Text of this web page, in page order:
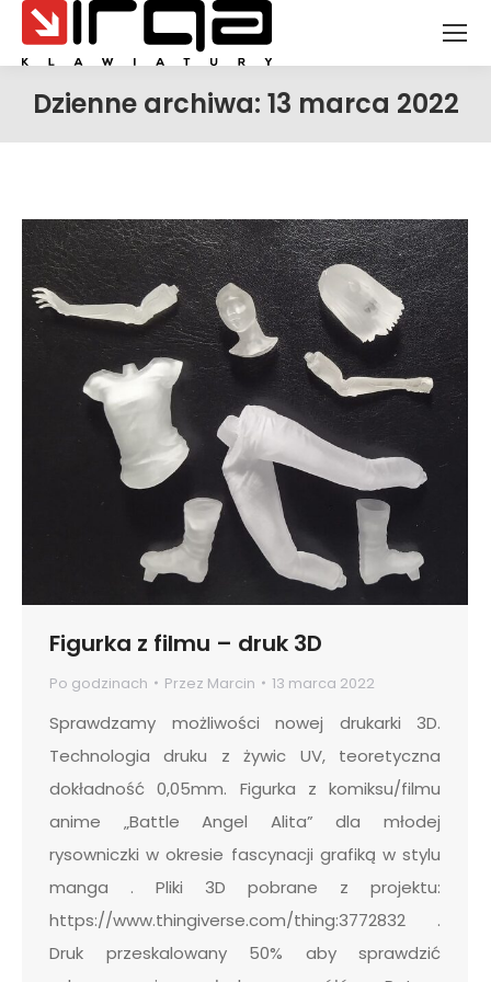
Dzienne archiwa: 13 marca 2022
Jesteś tutaj:
Figurka z filmu – druk 3D
Po godzinach Przez Marcin 13 marca 2022
Sprawdzamy możliwości nowej drukarki 3D.
Technologia druku z żywic UV, teoretyczna
dokładność 0,05mm. Figurka z komiksu/filmu
anime „Battle Angel Alita” dla młodej
rysowniczki w okresie fascynacji grafiką w stylu
manga . Pliki 3D pobrane z projektu:
https://www.thingiverse.com/thing:3772832 .
Druk przeskalowany 50% aby sprawdzić